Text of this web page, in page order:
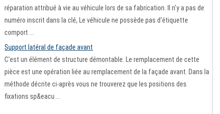
réparation attribué à vie au véhicule lors de sa fabrication. Il n'y a pas de
numéro inscrit dans la clé, Le véhicule ne possède pas d'étiquette
comport ...
Support latéral de façade avant
C'est un élément de structure démontable. Le remplacement de cette
pièce est une opération liée au remplacement de la façade avant. Dans la
méthode décrite ci-après vous ne trouverez que les positions des
fixations sp&eacu ...